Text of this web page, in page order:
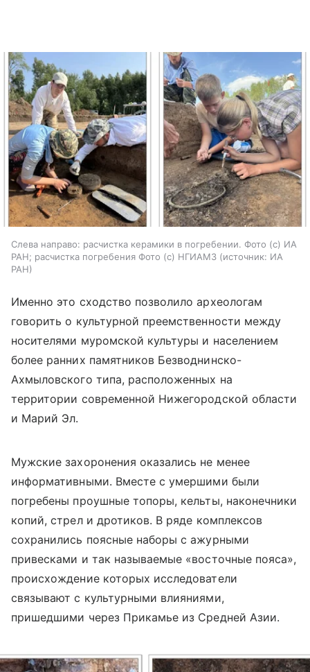
Слева направо: расчистка керамики в погребении. Фото (с) ИА
РАН; расчистка погребения Фото (с) НГИАМЗ
источник: ИА
РАН
Именно это сходство позволило археологам
говорить о культурной преемственности между
носителями муромской культуры и населением
более ранних памятников Безводнинско-
Ахмыловского типа, расположенных на
территории современной Нижегородской области
и Марий Эл.
Мужские захоронения оказались не менее
информативными. Вместе с умершими были
погребены проушные топоры, кельты, наконечники
копий, стрел и дротиков. В ряде комплексов
сохранились поясные наборы с ажурными
привесками и так называемые «восточные пояса»,
происхождение которых исследователи
связывают с культурными влияниями,
пришедшими через Прикамье из Средней Азии.